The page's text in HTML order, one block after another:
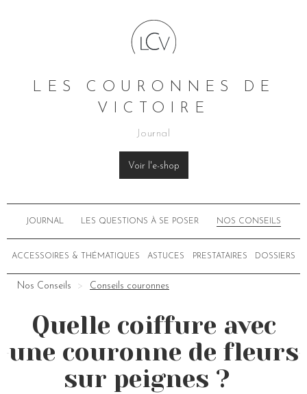
LES COURONNES DE
VICTOIRE
Journal
Voir l'e-shop
JOURNAL LES QUESTIONS À SE POSER NOS CONSEILS
ACCESSOIRES & THÉMATIQUES ASTUCES PRESTATAIRES DOSSIERS
Nos Conseils Conseils couronnes
Quelle coiffure avec
une couronne de fleurs
sur peignes ?